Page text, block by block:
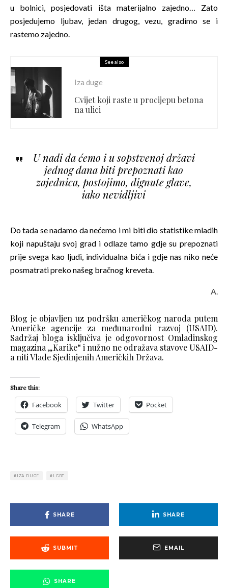
u bolnici, posjedovati išta materijalno zajedno… Zato
posjedujemo ljubav, jedan drugog, vezu, gradimo se i
rastemo zajedno.
See also
Iza duge
Cvijet koji raste u procijepu betona
na ulici
U nadi da ćemo i u sopstvenoj državi
jednog dana biti prepoznati kao
zajednica, postojimo, dignute glave,
iako nevidljivi
Do tada se nadamo da nećemo i mi biti dio statistike mladih
koji napuštaju svoj grad i odlaze tamo gdje su prepoznati
prije svega kao ljudi, individualna bića i gdje nas niko neće
posmatrati preko našeg bračnog kreveta.
A.
Blog je objavljen uz podršku američkog naroda putem
Američke agencije za međunarodni razvoj (USAID).
Sadržaj bloga isključiva je odgovornost Omladinskog
magazina „Karike“ i nužno ne odražava stavove USAID-
a niti Vlade Sjedinjenih Američkih Država.
Share this:
Facebook Twitter Pocket
Telegram WhatsApp
IZA DUGE LGBT
SHARE SHARE
SUBMIT EMAIL
SHARE